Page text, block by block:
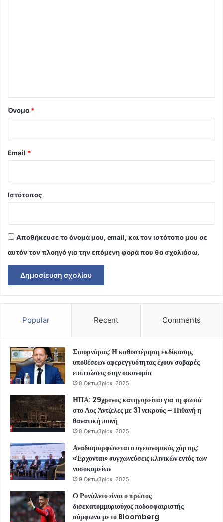
Όνομα *
Email *
Ιστότοπος
Αποθήκευσε το όνομά μου, email, και τον ιστότοπο μου σε
αυτόν τον πλοηγό για την επόμενη φορά που θα σχολιάσω.
Popular Recent Comments
Στουρνάρας: Η καθυστέρηση εκδίκασης
υποθέσεων αφερεγγυότητας έχουν σοβαρές
επιπτώσεις στην οικονομία
8 Οκτωβρίου, 2025
ΗΠΑ: 29χρονος κατηγορείται για τη φωτιά
στο Λος Άντζελες με 31 νεκρούς – Πιθανή η
θανατική ποινή
8 Οκτωβρίου, 2025
Αναδιαμορφώνεται ο υγειονομικός χάρτης:
«Έρχονται» συγχωνεύσεις κλινικών εντός των
νοσοκομείων
9 Οκτωβρίου, 2025
Ο Ρονάλντο είναι ο πρώτος
δισεκατομμυριούχος ποδοσφαιριστής
σύμφωνα με το Bloomberg